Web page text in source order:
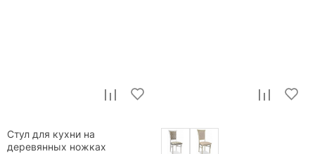
Стул для кухни на
деревянных ножках